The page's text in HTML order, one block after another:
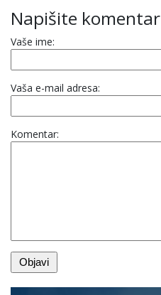
Napišite komentar
Vaše ime:
Vaša e-mail adresa:
Komentar: